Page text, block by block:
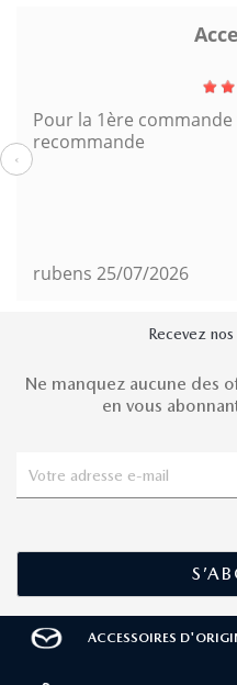
Pour la 1ère
recommande
rubens 25/07/2026
‹
Recevez
Ne manquez aucune des
en vous
ACCESSOIRES